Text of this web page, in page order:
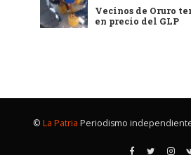
Vecinos de Oruro
en precio del GLP
© La Patria Periodismo